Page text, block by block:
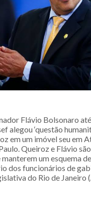
Flávio Bolsonaro
alegou ‘questão
em um imóvel seu em
Queiroz e Flávio
um esquema de
dos funcionários de
do Rio de Janeiro